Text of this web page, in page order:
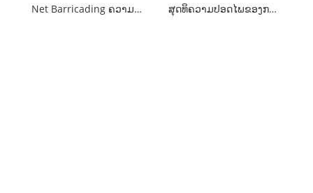
Net Barricading ຄວາມປອດໄພສໍາລັບການ Scaffolding ສຸດທິຄວາມປອດໄພຂອງການກໍ່ສ້າງ